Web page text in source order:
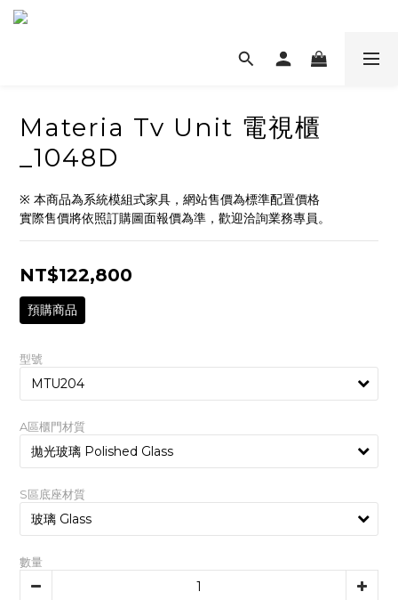
Materia Tv Unit 電視櫃
_1048D
※ 本商品為系統模組式家具，網站售價為標準配置價格
實際售價將依照訂購圖面報價為準，歡迎洽詢業務專員。
NT$122,800
預購商品
型號
A區櫃門材質
S區底座材質
數量